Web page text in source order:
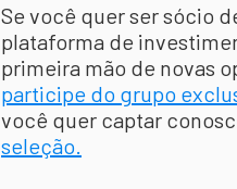
Se você quer ser sócio
plataforma de
primeira mão de novas
participe do grupo
você quer captar
seleção.